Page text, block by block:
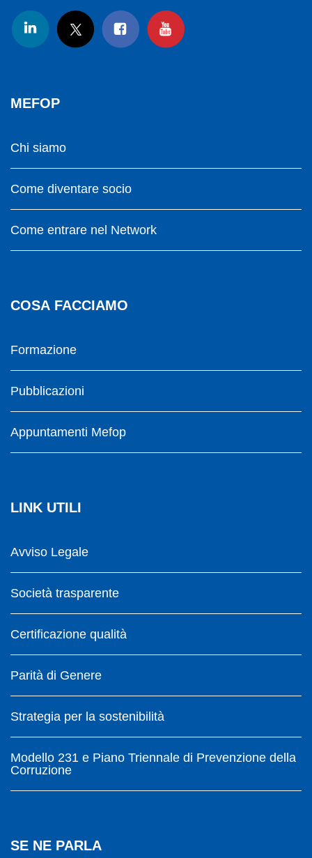
MEFOP
Chi siamo
Come diventare socio
Come entrare nel Network
COSA FACCIAMO
Formazione
Pubblicazioni
Appuntamenti Mefop
LINK UTILI
Avviso Legale
Società trasparente
Certificazione qualità
Parità di Genere
Strategia per la sostenibilità
Modello 231 e Piano Triennale di Prevenzione della
Corruzione
SE NE PARLA